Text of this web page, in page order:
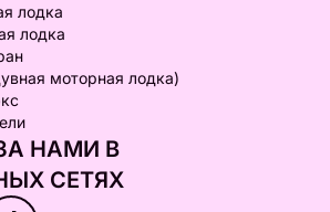
лодка
лодка
моторная лодка)
НАМИ В
СЕТЯХ